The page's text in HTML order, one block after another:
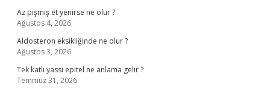
Az pişmiş et yenirse ne olur ?
Ağustos 4, 2026
Aldosteron eksikliğinde ne olur ?
Ağustos 3, 2026
Tek katlı yassı epitel ne anlama gelir ?
Temmuz 31, 2026